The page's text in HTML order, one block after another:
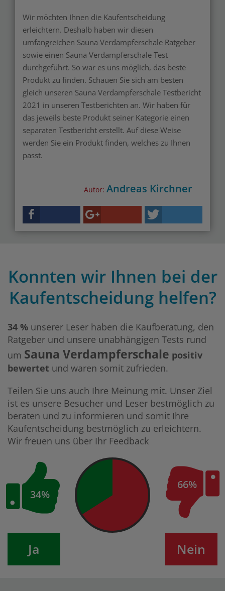
Wir möchten Ihnen die Kaufentscheidung
erleichtern. Deshalb haben wir diesen
umfangreichen Sauna Verdampferschale Ratgeber
sowie einen Sauna Verdampferschale Test
durchgeführt. So war es uns möglich, das beste
Produkt zu finden. Schauen Sie sich am besten
gleich unseren Sauna Verdampferschale Testbericht
2021 in unseren Testberichten an. Wir haben für
das jeweils beste Produkt seiner Kategorie einen
separaten Testbericht erstellt. Auf diese Weise
werden Sie ein Produkt finden, welches zu Ihnen
passt.
Autor: Andreas Kirchner
Konnten wir Ihnen bei der
Kaufentscheidung helfen?
34 % unserer Leser haben die Kaufberatung, den
Ratgeber und unsere unabhängigen Tests rund
um Sauna Verdampferschale positiv
bewertet und waren somit zufrieden.
Teilen Sie uns auch Ihre Meinung mit. Unser Ziel
ist es unsere Besucher und Leser bestmöglich zu
beraten und zu informieren und somit Ihre
Kaufentscheidung bestmöglich zu erleichtern.
Wir freuen uns über Ihr Feedback
34%
66%
Ja Nein